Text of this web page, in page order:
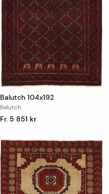
Balutch 104x192
Balutch
Fr. 5 851 kr